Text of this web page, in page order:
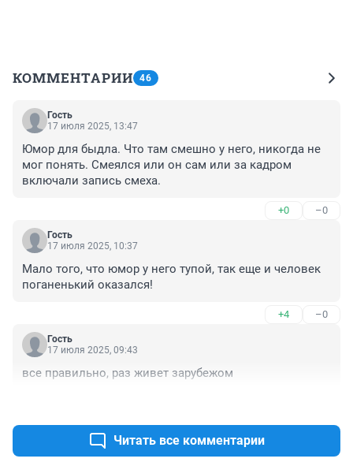
КОММЕНТАРИИ 46
Гость
17 июля 2025, 13:47
Юмор для быдла. Что там смешно у него, никогда не
мог понять. Смеялся или он сам или за кадром
включали запись смеха.
+0 –0
Гость
17 июля 2025, 10:37
Мало того, что юмор у него тупой, так еще и человек
поганенький оказался!
+4 –0
Гость
17 июля 2025, 09:43
все правильно, раз живет зарубежом
Читать все комментарии